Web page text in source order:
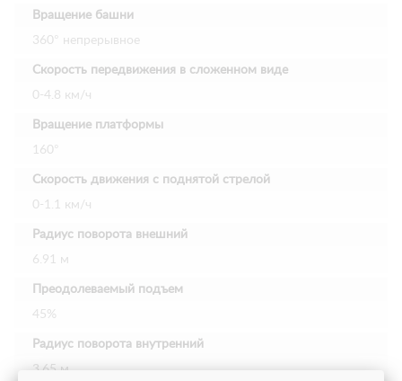
Вращение башни
360° непрерывное
Скорость передвижения в сложенном виде
0-4.8 км/ч
Вращение платформы
160°
Скорость движения с поднятой стрелой
0-1.1 км/ч
Радиус поворота внешний
6.91 м
Преодолеваемый подъем
45%
Радиус поворота внутренний
3.65 м